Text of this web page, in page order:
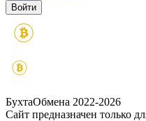
БухтаОбмена 2022-2026
Сайт предназначен только